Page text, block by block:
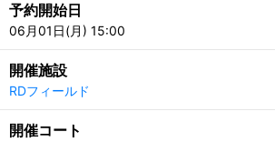
予約開始日
06月01日(月) 15:00
開催施設
RDフィールド
開催コート